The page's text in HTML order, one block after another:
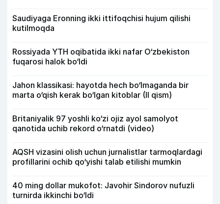
Saudiyaga Eronning ikki ittifoqchisi hujum qilishi
kutilmoqda
Rossiyada YTH oqibatida ikki nafar O‘zbekiston
fuqarosi halok bo‘ldi
Jahon klassikasi: hayotda hech bo‘lmaganda bir
marta o‘qish kerak bo‘lgan kitoblar (II qism)
Britaniyalik 97 yoshli ko‘zi ojiz ayol samolyot
qanotida uchib rekord o‘rnatdi (video)
AQSH vizasini olish uchun jurnalistlar tarmoqlardagi
profillarini ochib qo‘yishi talab etilishi mumkin
40 ming dollar mukofot: Javohir Sindorov nufuzli
turnirda ikkinchi bo‘ldi